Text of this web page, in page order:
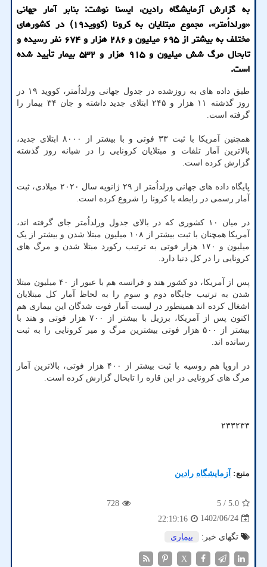
به گزارش آزمایشگاه رادین، ایسنا نوشت: بنابر آمار جهانی
«ورلداُمتر»، مجموع مبتلایان به کرونا (کووید۱۹) در کشورهای
مختلف به بیشتر از ۶۹۵ میلیون و ۲۸۶ هزار و ۶۷۴ نفر رسیده و
تابحال مرگ شش میلیون و ۹۱۵ هزار و ۵۳۲ بیمار تأیید شده
است.
طبق داده های به روزشده در جدول جهانی ورلداُمتر، کووید ۱۹ در
روز گذشته ۱۱ هزار و ۲۴۵ ابتلای جدید داشته و جان ۳۴ بیمار را
گرفته است.
همچنین آمریکا با ثبت ۳۳ فوتی و با بیشتر از ۸۰۰۰ ابتلای جدید،
بالاترین آمار تلفات و مبتلایان کرونایی را در شبانه روز گذشته
گزارش کرده است.
پایگاه داده های جهانی ورلداُمتر از ۲۹ ژانویه سال ۲۰۲۰ میلادی، ثبت
آمار رسمی در رابطه با کرونا را شروع کرده است.
در میان ۱۰ کشوری که در بالای جدول ورلداُمتر جای گرفته اند،
آمریکا همچنان با ثبت بیشتر از ۱۰۸ میلیون مبتلا شدن و بیشتر از یک
میلیون و ۱۷۰ هزار فوتی به ترتیب رکورد مبتلا شدن و مرگ های
کرونایی را در کل دنیا دارد.
پس از آمریکا، دو کشور هند و فرانسه هم با عبور از ۴۰ میلیون مبتلا
شدن به ترتیب جایگاه دوم و سوم را به لحاظ آمار کل مبتلایان
اشغال کرده اند همینطور در لیست آمار فوت شدگان این بیماری هم
اکنون پس از آمریکا، برزیل با بیشتر از ۷۰۰ هزار فوتی و هند با
بیشتر از ۵۰۰ هزار فوتی بیشترین مرگ و میر کرونایی را به ثبت
رسانده اند.
در اروپا هم روسیه با ثبت بیشتر از ۴۰۰ هزار فوتی، بالاترین آمار
مرگ های کرونایی در این قاره را تابحال گزارش کرده است.
۲۳۳۲۳۳
منبع: آزمایشگاه رادین
5.0
/ 5
728
1402/06/24
22:19:16
تگهای خبر:
بیماری
X